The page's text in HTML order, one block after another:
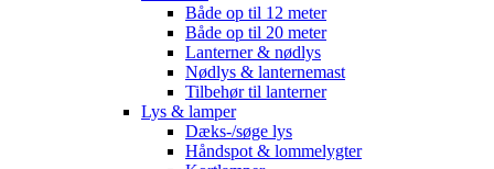
Både op til 12 meter
Både op til 20 meter
Lanterner & nødlys
Nødlys & lanternemast
Tilbehør til lanterner
Lys & lamper
Dæks-/søge lys
Håndspot & lommelygter